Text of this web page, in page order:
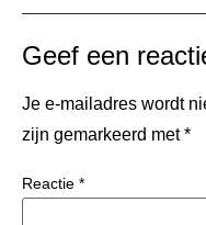
Geef een
Je e-mailadres wordt
zijn gemarkeerd met*
Reactie *